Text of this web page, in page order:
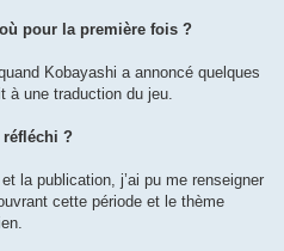
pour la première fois ?
Kobayashi a annoncé quelques
à une traduction du jeu.
?
la publication, j’ai pu me renseigner
cette période et le thème